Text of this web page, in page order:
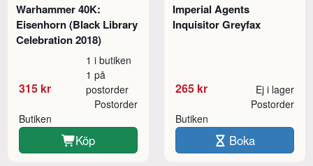
Warhammer 40K:
Eisenhorn (Black Library
Celebration 2018)
315 kr
1 i butiken
1 på
postorder
Butiken
Postorder
Köp
Imperial Agents
Inquisitor Greyfax
265 kr Ej i lager
Butiken
Postorder
Boka